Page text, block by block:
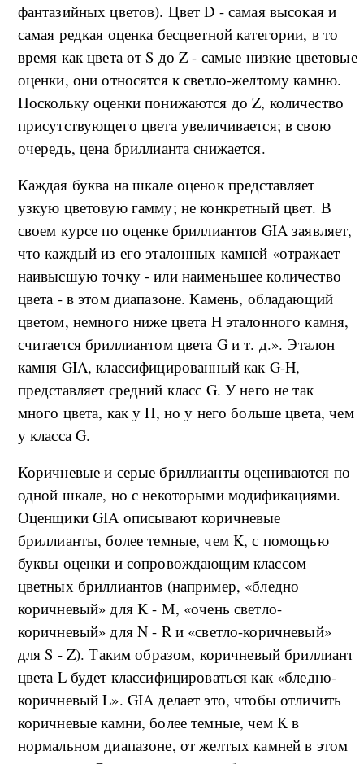
фантазийных цветов). Цвет D - самая высокая и
самая редкая оценка бесцветной категории, в то
время как цвета от S до Z - самые низкие цветовые
оценки, они относятся к светло-желтому камню.
Поскольку оценки понижаются до Z, количество
присутствующего цвета увеличивается; в свою
очередь, цена бриллианта снижается.
Каждая буква на шкале оценок представляет
узкую цветовую гамму; не конкретный цвет. В
своем курсе по оценке бриллиантов GIA заявляет,
что каждый из его эталонных камней «отражает
наивысшую точку - или наименьшее количество
цвета - в этом диапазоне. Камень, обладающий
цветом, немного ниже цвета H эталонного камня,
считается бриллиантом цвета G и т. д.». Эталон
камня GIA, классифицированный как G-H,
представляет средний класс G. У него не так
много цвета, как у H, но у него больше цвета, чем
у класса G.
Коричневые и серые бриллианты оцениваются по
одной шкале, но с некоторыми модификациями.
Оценщики GIA описывают коричневые
бриллианты, более темные, чем K, с помощью
буквы оценки и сопровождающим классом
цветных бриллиантов (например, «бледно
коричневый» для K - M, «очень светло-
коричневый» для N - R и «светло-коричневый»
для S - Z). Таким образом, коричневый бриллиант
цвета L будет классифицироваться как «бледно-
коричневый L». GIA делает это, чтобы отличить
коричневые камни, более темные, чем K в
нормальном диапазоне, от желтых камней в этом